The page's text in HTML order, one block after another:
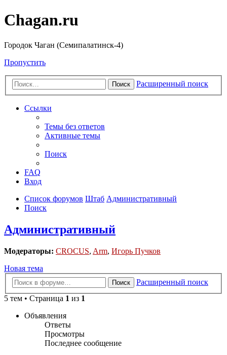
Chagan.ru
Городок Чаган (Семипалатинск-4)
Пропустить
Поиск Расширенный поиск
Ссылки
Темы без ответов
Активные темы
Поиск
FAQ
Вход
Список форумов Штаб Административный
Поиск
Административный
Модераторы: CROCUS, Arm, Игорь Пучков
Новая тема
Поиск
Расширенный поиск
5 тем • Страница 1 из 1
Объявления
Ответы
Просмотры
Последнее сообщение